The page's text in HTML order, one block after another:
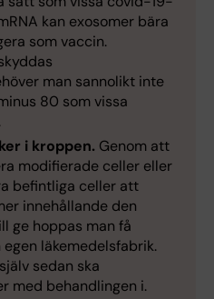
kan exosomer bära
som vaccin.
man sannolikt inte
80 som vissa
i kroppen. Genom att
modifierade celler eller
befintliga celler att
innehållande den
ge hoppas man få
läkemedelsfabrik.
sedan ska
med behandlingen i.